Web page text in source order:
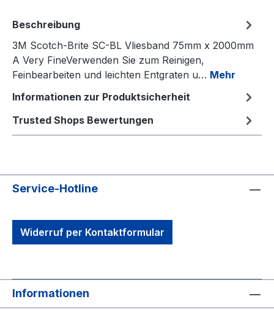
Beschreibung
3M Scotch-Brite SC-BL Vliesband 75mm x 2000mm
A Very FineVerwenden Sie zum Reinigen,
Feinbearbeiten und leichten Entgraten u… Mehr
Informationen zur Produktsicherheit
Trusted Shops Bewertungen
Service-Hotline
Widerruf per Kontaktformular
Informationen